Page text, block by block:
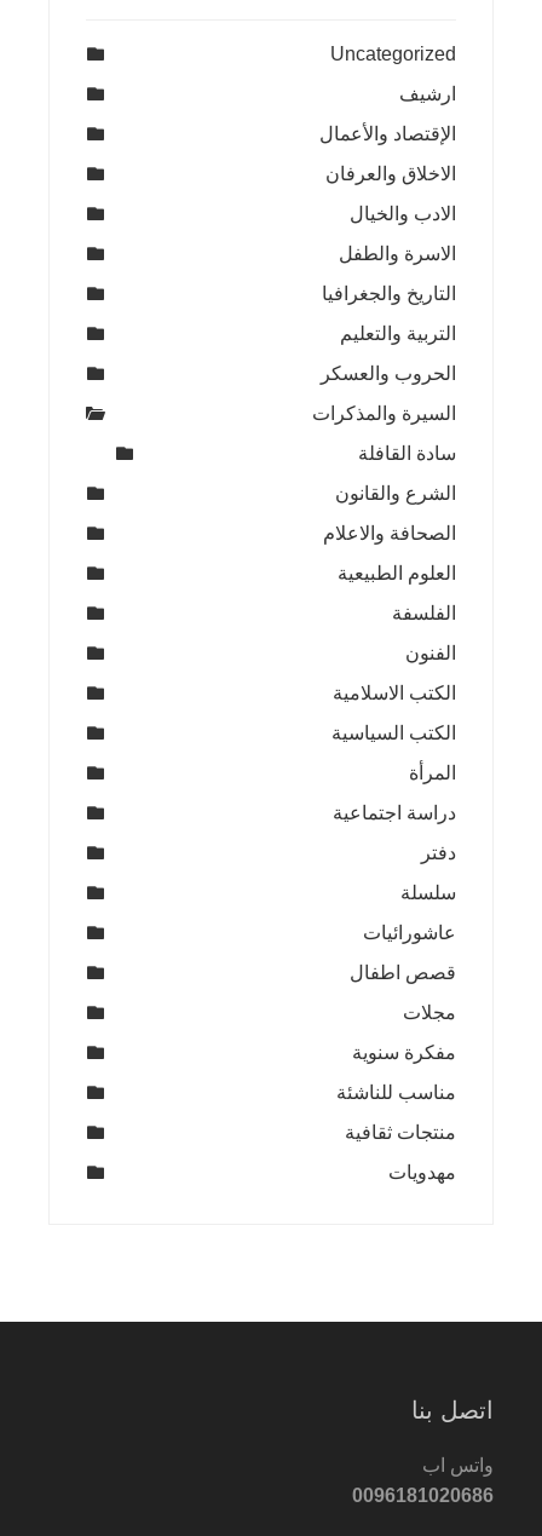
Uncategorized
ارشيف
الإقتصاد والأعمال
الاخلاق والعرفان
الادب والخيال
الاسرة والطفل
التاريخ والجغرافيا
التربية والتعليم
الحروب والعسكر
السيرة والمذكرات
سادة القافلة
الشرع والقانون
الصحافة والاعلام
العلوم الطبيعية
الفلسفة
الفنون
الكتب الاسلامية
الكتب السياسية
المرأة
دراسة اجتماعية
دفتر
سلسلة
عاشورائيات
قصص اطفال
مجلات
مفكرة سنوية
مناسب للناشئة
منتجات ثقافية
مهدويات
اتصل بنا
واتس اب
0096181020686